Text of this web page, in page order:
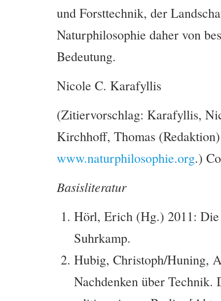
und Forsttechnik, der
Naturphilosophie daher von
Bedeutung.
Nicole C. Karafyllis
(Zitiervorschlag: Karafyllis,
Kirchhoff, Thomas
www.naturphilosophie.org.)
Basisliteratur
Hörl, Erich (Hg.) 2011:
Suhrkamp.
Hubig, Christoph/Huning,
Nachdenken über